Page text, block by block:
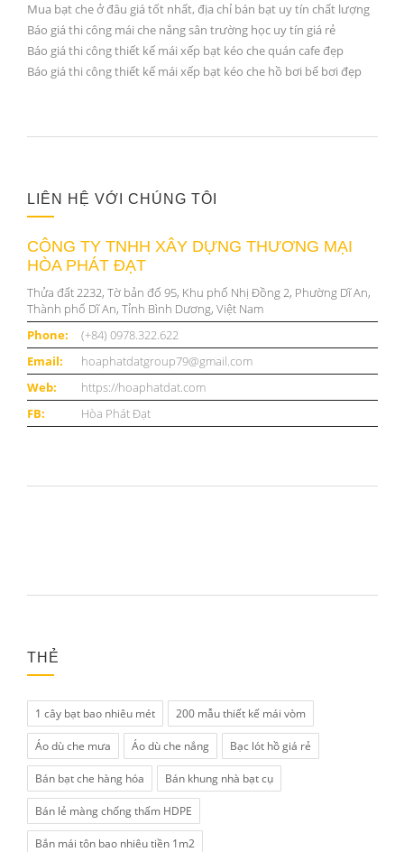
Mua bạt che ở đâu giá tốt nhất, địa chỉ bán bạt uy tín chất lượng
Báo giá thi công mái che nắng sân trường học uy tín giá rẻ
Báo giá thi công thiết kế mái xếp bạt kéo che quán cafe đẹp
Báo giá thi công thiết kế mái xếp bạt kéo che hồ bơi bể bơi đẹp
LIÊN HỆ VỚI CHÚNG TÔI
CÔNG TY TNHH XÂY DỰNG THƯƠNG MẠI
HÒA PHÁT ĐẠT
Thửa đất 2232, Tờ bản đố 95, Khu phố Nhị Đồng 2, Phường Dĩ An,
Thành phố Dĩ An, Tỉnh Bình Dương, Việt Nam
Phone:
(+84) 0978.322.622
Email:
hoaphatdatgroup79@gmail.com
Web:
https://hoaphatdat.com
FB:
Hòa Phát Đạt
THẺ
1 cây bạt bao nhiêu mét 200 mẫu thiết kế mái vòm
Áo dù che mưa Áo dù che nắng Bạc lót hồ giá rẻ
Bán bạt che hàng hóa Bán khung nhà bạt cụ
Bán lẻ màng chống thấm HDPE
Bắn mái tôn bao nhiêu tiền 1m2